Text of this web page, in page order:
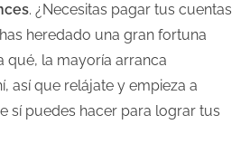
. ¿Necesitas pagar tus cuentas
heredado una gran fortuna
qué, la mayoría arranca
así que relájate y empieza a
sí puedes hacer para lograr tus